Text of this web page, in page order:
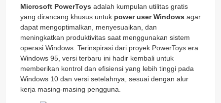
Microsoft PowerToys adalah kumpulan utilitas gratis
yang dirancang khusus untuk power user Windows agar
dapat mengoptimalkan, menyesuaikan, dan
meningkatkan produktivitas saat menggunakan sistem
operasi Windows. Terinspirasi dari proyek PowerToys era
Windows 95, versi terbaru ini hadir kembali untuk
memberikan kontrol dan efisiensi yang lebih tinggi pada
Windows 10 dan versi setelahnya, sesuai dengan alur
kerja masing-masing pengguna.